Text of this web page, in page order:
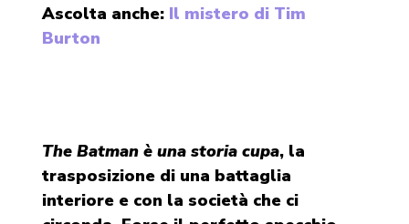
Ascolta anche: Il mistero di Tim
Burton
The Batman è una storia cupa, la
trasposizione di una battaglia
interiore e con la società che ci